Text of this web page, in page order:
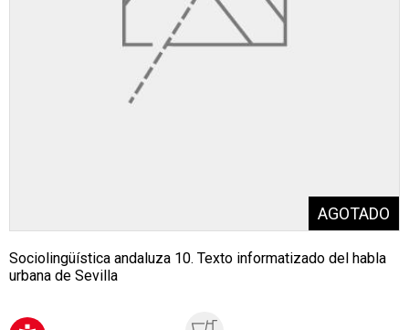
Sociolingüística andaluza 10. Texto informatizado del habla
urbana de Sevilla